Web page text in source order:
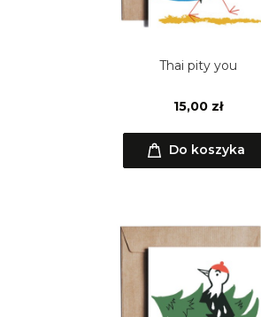
Thai pity you
15,00 zł
Do koszyka